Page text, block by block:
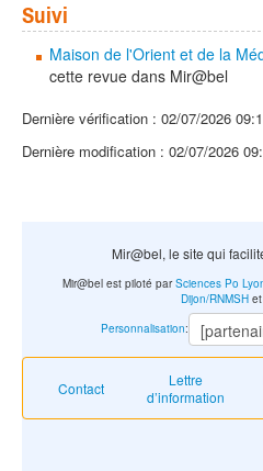
Suivi
Maison de l'Orient et de la
cette revue dans Mir@bel
Dernière vérification : 02/07/2026
Dernière modification : 02/07/2026
Mir@bel, le site qui
Contact
Lettre
d’information
Mir@bel est piloté parSciences Po
Dijon/RNMSH et
Personnalisation: